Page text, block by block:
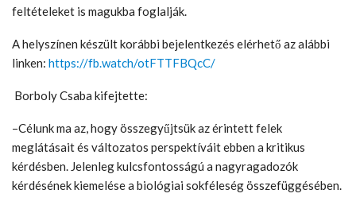
feltételeket is magukba foglalják.
A helyszínen készült korábbi bejelentkezés elérhető az alábbi
linken: https://fb.watch/otFTTFBQcC/
Borboly Csaba kifejtette:
–Célunk ma az, hogy összegyűjtsük az érintett felek
meglátásait és változatos perspektíváit ebben a kritikus
kérdésben. Jelenleg kulcsfontosságú a nagyragadozók
kérdésének kiemelése a biológiai sokféleség összefüggésében.